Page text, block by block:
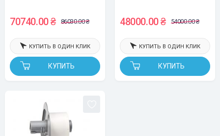
70740.00 ₴ 86030.00 ₴
КУПИТЬ
КУПИТЬ В ОДИН КЛИК
48000.00 ₴ 54000.00 ₴
КУПИТЬ
КУПИТЬ В ОДИН КЛИК